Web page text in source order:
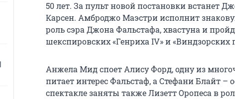
50 лет. За пульт новой постановки встанет
Карсен. Амброджо Маэстри исполнит
роль сэра Джона Фальстафа, хвастуна и
шекспировских «Генриха IV» и «Виндзорских
Анжела Мид споет Алису Форд, одну из
питает интерес Фальстаф, а Стефани Блайт
спектакле заняты также Лизетт Оропеса в